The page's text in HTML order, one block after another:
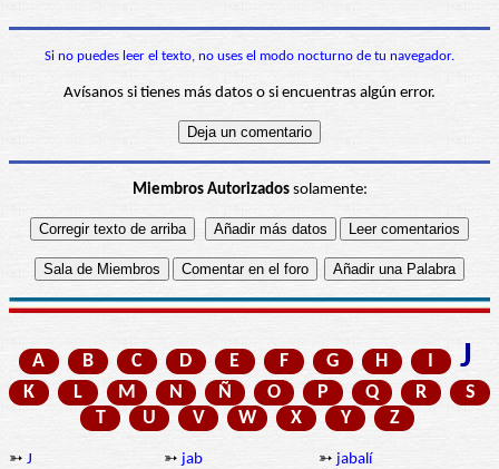
Si no puedes leer el texto, no uses el modo nocturno de tu navegador.
Avísanos si tienes más datos o si encuentras algún error.
Miembros Autorizadossolamente:
A B C D E F G H J
K L M N Ñ O P Q R
S
T
U V W X Y Z
➳ J ➳ jab ➳ jabalí